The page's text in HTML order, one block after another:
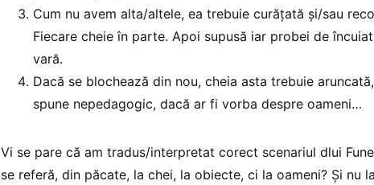
Cum nu avem alta/altele, ea trebuie curățată și/sau
Fiecare cheie în parte. Apoi supusă iar probei de
vară.
Dacă se blochează din nou, cheia asta trebuie
spune nepedagogic, dacă ar fi vorba despre oameni…
Vi se pare că am tradus/interpretat corect scenariul dlui
se referă, din păcate, la chei, la obiecte, ci la oameni? Și nu